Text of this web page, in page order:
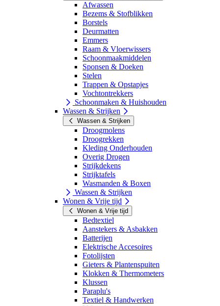
Afwassen
Bezems & Stofblikken
Borstels
Deurmatten
Emmers
Raam & Vloerwissers
Schoonmaakmiddelen
Sponsen & Doeken
Stelen
Trappen & Opstapjes
Vochtontrekkers
Schoonmaken & Huishouden
Wassen & Strijken
Wassen & Strijken
Droogmolens
Droogrekken
Kleding Onderhouden
Overig Drogen
Strijkdekens
Strijktafels
Wasmanden & Boxen
Wassen & Strijken
Wonen & Vrije tijd
Wonen & Vrije tijd
Bedtextiel
Aanstekers & Asbakken
Batterijen
Elektrische Accesoires
Fotolijsten
Gieters & Plantenspuiten
Klokken & Thermometers
Klussen
Paraplu's
Textiel & Handwerken